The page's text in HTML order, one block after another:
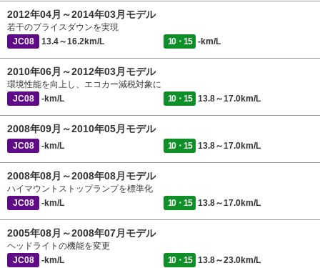
2012年04月～2014年03月モデル
若干のプライスダウンを実現
JC08
13.4～16.2km/L 10・15 -km/L
2010年06月～2012年03月モデル
環境性能を向上し、エコカー減税対象に
JC08
-km/L 10・15 13.8～17.0km/L
2008年09月～2010年05月モデル
JC08 -km/L 10・15 13.8～17.0km/L
2008年08月～2008年08月モデル
ハイマウントストップランプを標準化
JC08
-km/L 10・15 13.8～17.0km/L
2005年08月～2008年07月モデル
ヘッドライトの機能を変更
JC08
-km/L 10・15 13.8～23.0km/L